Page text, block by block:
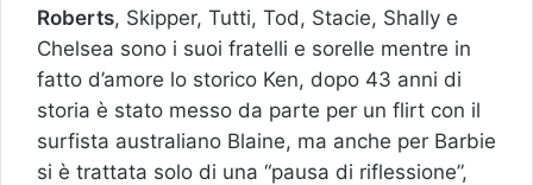
Roberts, Skipper, Tutti, Tod, Stacie, Shally e
Chelsea sono i suoi fratelli e sorelle mentre in
fatto d’amore lo storico Ken, dopo 43 anni di
storia è stato messo da parte per un flirt con il
surfista australiano Blaine, ma anche per Barbie
si è trattata solo di una “pausa di riflessione”,